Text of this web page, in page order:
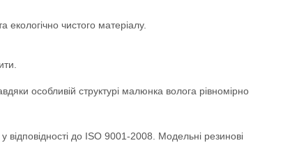
чистого матеріалу.
особливій структурі малюнка волога рівномірно
до ISO 9001-2008. Модельні резинові